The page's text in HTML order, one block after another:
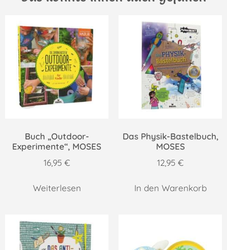
Buch „Outdoor-
Experimente“, MOSES
16,95 €
Weiterlesen
Das Physik-Bastelbuch,
MOSES
12,95 €
In den Warenkorb